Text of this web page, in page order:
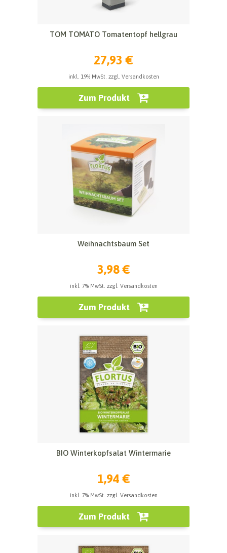
TOM TOMATO Tomatentopf hellgrau
27,93 €
inkl. 19% MwSt. zzgl. Versandkosten
Zum Produkt
Weihnachtsbaum Set
3,98 €
inkl. 7% MwSt. zzgl. Versandkosten
Zum Produkt
BIO Winterkopfsalat Wintermarie
1,94 €
inkl. 7% MwSt. zzgl. Versandkosten
Zum Produkt